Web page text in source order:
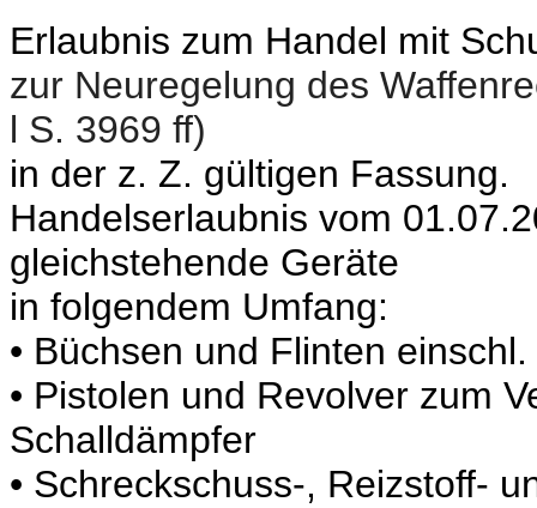
Erlaubnis zum Handel mit
zur Neuregelung des
l S. 3969 ff)
in der z. Z. gültigen Fassung.
Handelserlaubnis vom
gleichstehende Geräte
in folgendem Umfang:
• Büchsen und Flinten
• Pistolen und Revolver zum
Schalldämpfer
• Schreckschuss-, Reizstoff-